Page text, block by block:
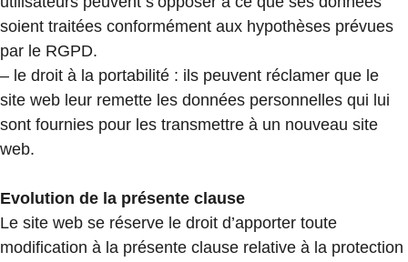
soient traitées conformément aux hypothèses prévues
par le RGPD.
– le droit à la portabilité : ils peuvent réclamer que le
site web leur remette les données personnelles qui lui
sont fournies pour les transmettre à un nouveau site
web.
Evolution de la présente clause
Le site web se réserve le droit d’apporter toute
modification à la présente clause relative à la protection